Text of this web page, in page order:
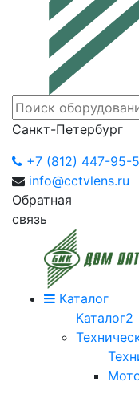
Санкт-Петербург
+7 (812) 447-95-
info@cctvlens.ru
Обратная
связь
Каталог
Каталог2